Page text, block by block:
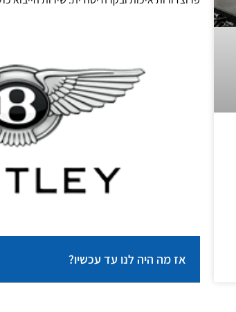
אז מה היה לנו עד עכשיו?